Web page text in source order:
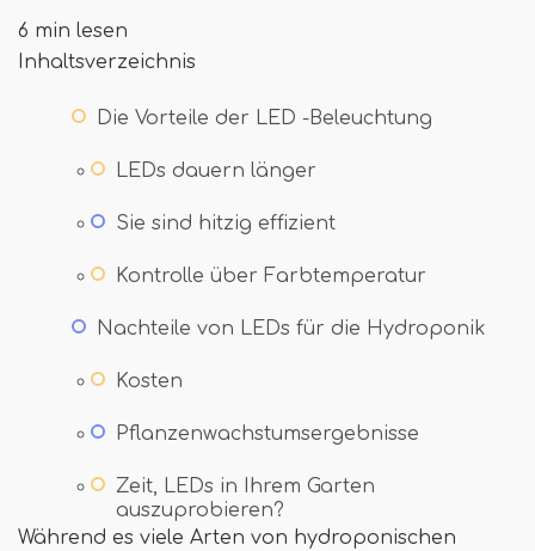
6 min lesen
Inhaltsverzeichnis
Die Vorteile der LED -Beleuchtung
LEDs dauern länger
Sie sind hitzig effizient
Kontrolle über Farbtemperatur
Nachteile von LEDs für die Hydroponik
Kosten
Pflanzenwachstumsergebnisse
Zeit, LEDs in Ihrem Garten
auszuprobieren?
Während es viele Arten von hydroponischen